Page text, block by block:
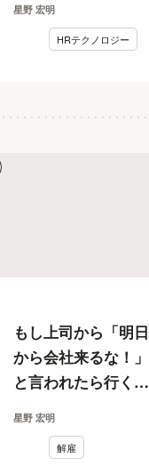
「LINE」等を指定し
て大丈夫？
星野 宏明
HRテクノロジー
もし上司から「明日
から会社来るな！」
と言われたら行くべ
星野 宏明
解雇